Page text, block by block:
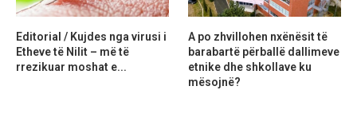
Editorial / Kujdes nga virusi i
Etheve të Nilit – më të
rrezikuar moshat e...
A po zhvillohen nxënësit të
barabartë përballë dallimeve
etnike dhe shkollave ku
mësojnë?